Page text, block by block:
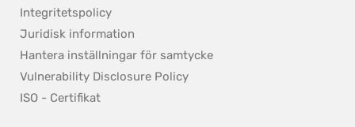
Integritetspolicy
Juridisk information
Hantera inställningar för samtycke
Vulnerability Disclosure Policypdf, 153.9 kB.
ISO - Certifikat